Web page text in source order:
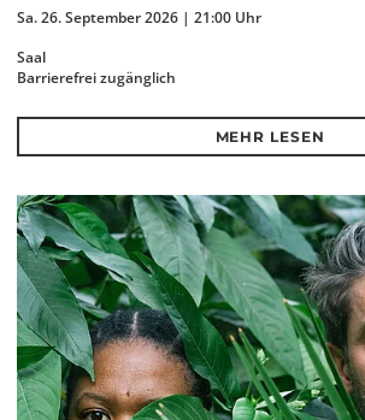
Sa. 26. September 2026 | 21:00 Uhr
Saal
Barrierefrei zugänglich
MEHR LESEN